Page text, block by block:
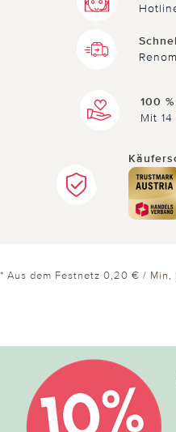
100
Mit
* Aus dem Festnetz 0,20 € / Min,